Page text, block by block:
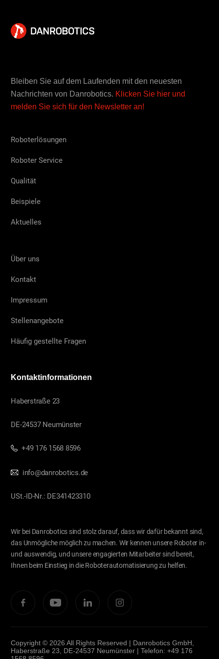
Bleiben Sie auf dem Laufenden mit den neuesten
Nachrichten von Danrobotics. Klicken Sie hier und
melden Sie sich für den Newsletter an!
Roboterlösungen
Roboter Service
Qualität
Beispiele
Aktuelles
Über uns
Kontakt
Impressum
Stellenangebote
Häufig gestellte Fragen
Kontaktinformationen
Haberstraße 23
DE-24537 Neumünster
+49 176 1568 8596
info@danrobotics.de
USt.-ID-Nr.: DE341423310
Wir bei Danrobotics sind stolz darauf, dass wir dafür bekannt sind,
das Unmögliche möglich zu machen. Wir kennen unsere Roboter in-
und auswendig, und unsere engagierten Mitarbeiter sind bereit,
Ihnen beim Einstieg in die Roboterautomatisierung zu helfen.
Copyright © 2026 All Rights Reserved | Danrobotics GmbH,
Haberstraße 23, DE-24537 Neumünster | Telefon: +49 176